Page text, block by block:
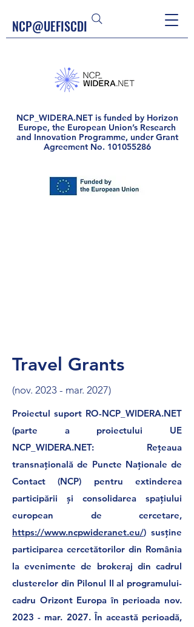
NCP@UEFISCDI
NCP_WIDERA.NET is funded by Horizon
Europe, the European Union’s Research
and Innovation Programme, under Grant
Agreement No. 101055286
Travel Grants
(nov. 2023 - mar. 2027)
Proiectul suport RO-NCP_WIDERA.NET
(parte a proiectului UE
NCP_WIDERA.NET: Rețeaua
transnațională de Puncte Naționale de
Contact (NCP) pentru extinderea
participării și consolidarea spațiului
european de cercetare,
https://www.ncpwideranet.eu/) susține
participarea cercetătorilor din România
la evenimente de brokeraj din cadrul
clusterelor din Pilonul II al programului-
cadru Orizont Europa în perioada nov.
2023 - mar. 2027. În această perioadă,